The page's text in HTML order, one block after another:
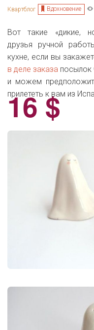
Квартблог Вдохновение
Вот такие «дикие,
друзья ручной
кухне, если вы
в деле заказа посылок
и можем
прилететь к вам из
16 $